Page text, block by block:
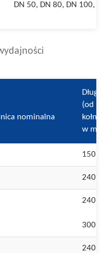
DN 50, DN 80, DN 100,
nominalna
(od
w mm
150
240
240
300
240